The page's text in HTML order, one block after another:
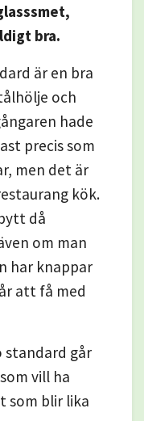
bra.
är en bra
och
hade
precis som
men det är
kök.
då
om man
har knappar
att få med
går
vill ha
som blir lika